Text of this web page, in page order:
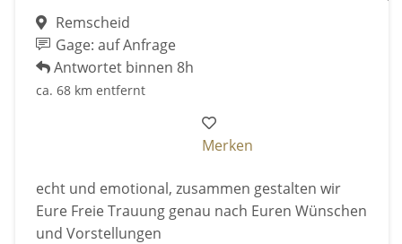
Remscheid
Gage: auf Anfrage
Antwortet binnen 8h
ca. 68 km entfernt
Merken
echt und emotional, zusammen gestalten wir
Eure Freie Trauung genau nach Euren Wünschen
und Vorstellungen